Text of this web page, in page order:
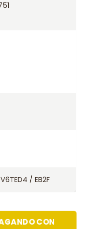
/ EB2F
CON